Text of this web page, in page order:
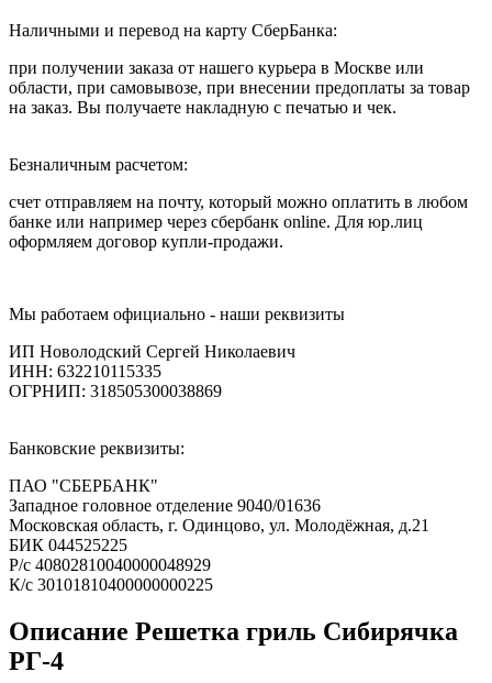
Наличными и перевод на карту СберБанка:
при получении заказа от нашего курьера в Москве или
области, при самовывозе, при внесении предоплаты за товар
на заказ. Вы получаете накладную с печатью и чек.
Безналичным расчетом:
счет отправляем на почту, который можно оплатить в любом
банке или например через сбербанк online. Для юр.лиц
оформляем договор купли-продажи.
Мы работаем официально - наши реквизиты
ИП Новолодский Сергей Николаевич
ИНН: 632210115335
ОГРНИП: 318505300038869
Банковские реквизиты:
ПАО "СБЕРБАНК"
Западное головное отделение 9040/01636
Московская область, г. Одинцово, ул. Молодёжная, д.21
БИК 044525225
Р/с 40802810040000048929
К/с 30101810400000000225
Описание Решетка гриль Сибирячка
РГ-4